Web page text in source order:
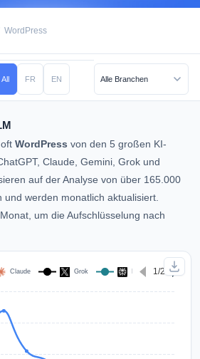
WordPress
Mai 2026 April 2026 März 2026
All FR EN
WordPress von den 5 großen KI-
Claude, Gemini, Grok und
auf der Analyse von über 165.000
und werden monatlich aktualisiert.
um die Aufschlüsselung nach